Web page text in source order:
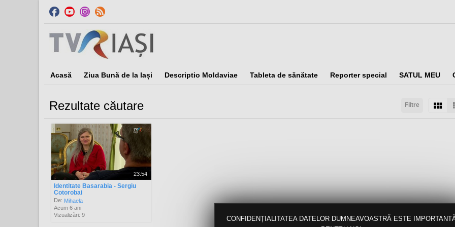
CONFIDENȚIALITATEA DATELOR DUMNEAVOASTRĂ ESTE
Acasă Ziua Bună de la Iași Descriptio Moldaviae Tableta de sănătate Reporter special SATUL MEU
Filtre
Rezultate căutare
23:54
Identitate Basarabia - Sergiu
Cotorobai
De: Mihaela
Acum 6 ani
Vizualizări: 9